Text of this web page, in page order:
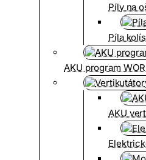
Píly na
Píla
AKU program
AKU